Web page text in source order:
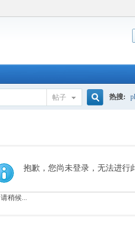
帖子
索
热搜:
抱歉，您尚未登录，无法进行
请稍候...